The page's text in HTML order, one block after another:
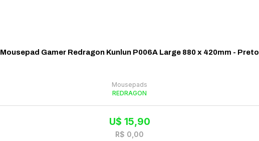
Mousepad Gamer Redragon Kunlun P006A Large 880 x 420mm - Preto
Mousepads
REDRAGON
U$ 15,90
R$ 0,00